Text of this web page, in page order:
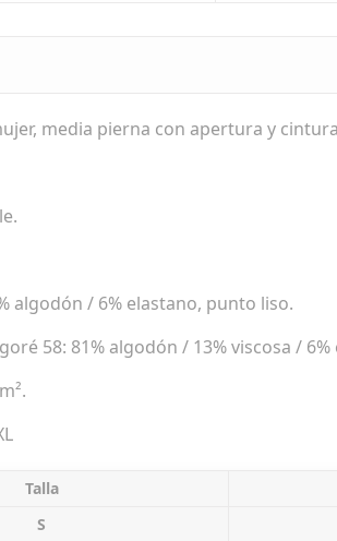
media pierna con apertura y
algodón / 6% elastano, punto liso.
58: 81% algodón / 13% viscosa / 6%
Talla
S